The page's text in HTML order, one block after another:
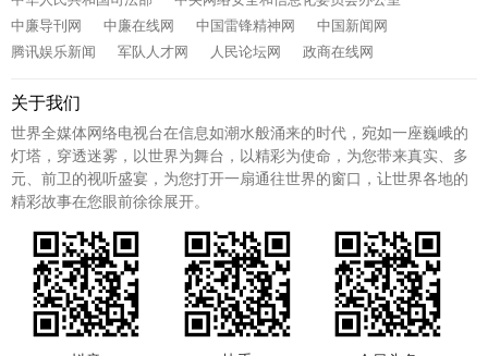
中廉导刊网
中廉在线网 中国雷锋精神网
中国新闻网
腾讯娱乐新闻
军队人才网 人民论坛网 政商在线网
关于我们
世界全媒体网络电视台在信息如潮水般涌来的时代，宛如一座巍峨的
灯塔，穿透迷雾，以世界为舞台，以精彩为使命，为您带来真实、多
元、前卫的视听盛宴，为您打开一扇通往世界的窗口，让世界各地的
精彩故事在您眼前徐徐展开。